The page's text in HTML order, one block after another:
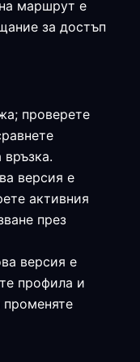
маршрут е
за достъп
проверете
версия е
активния
през
версия е
профила и